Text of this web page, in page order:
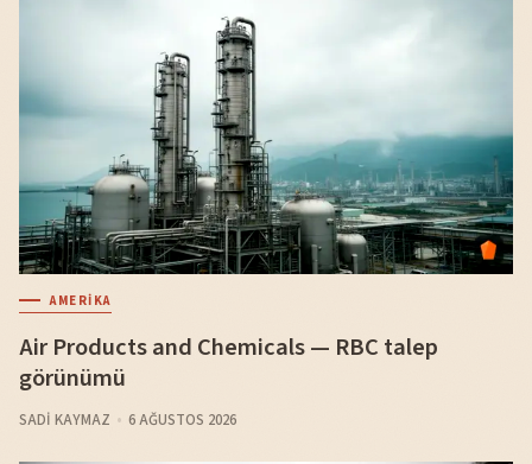
AMERIKA
Air Products and Chemicals — RBC talep
görünümü
SADI KAYMAZ 6 AĞUSTOS 2026